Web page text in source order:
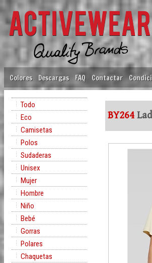
Colores Descargas FAQ Contactar
Todo
Eco
Camisetas
Polos
Sudaderas
Unisex
Mujer
Hombre
Niño
Bebé
Gorras
Polares
Chaquetas
BY264